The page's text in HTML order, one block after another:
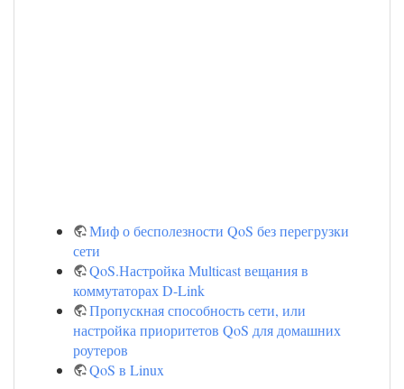
Миф о бесполезности QoS без перегрузки
сети
QoS.Настройка Multicast вещания в
коммутаторах D-Link
Пропускная способность сети, или
настройка приоритетов QoS для домашних
роутеров
QoS в Linux